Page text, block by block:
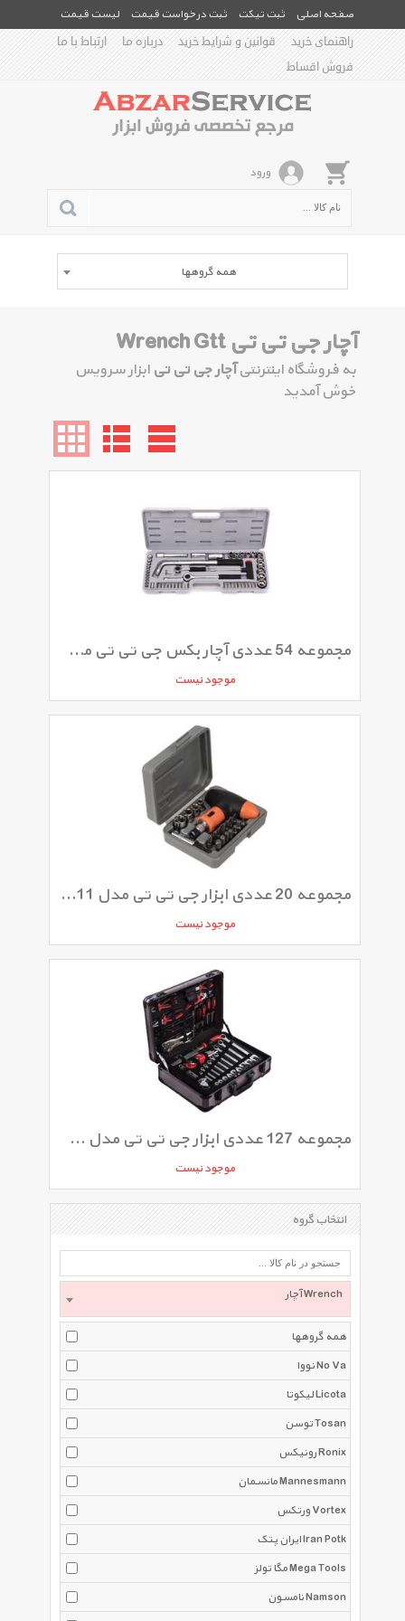
صفحه اصلی ثبت تیکت ثبت درخواست قیمت
لیست قیمت
راهنمای خرید
قوانین و شرایط خرید درباره ما
ارتباط با ما
فروش اقساط
ورود
همه گروهها
آچار جی تی تی Wrench Gtt
به فروشگاه اینترنتیآچار جی تی تی ابزار سرویس
خوش آمدید
مجموعه 54 عددی آچار بکس جی تی تی مدل ZX 102054
موجود نیست
مجموعه 20 عددی ابزار جی تی تی مدل TBD-00211
موجود نیست
مجموعه 127 عددی ابزار جی تی تی مدل C127MAA
موجود نیست
انتخاب گروه
آچار Wrench
همه گروهها
نووا No Va
لیکوتا Licota
توسن Tosan
رونیکس Ronix
مانسمان Mannesmann
ورتکس Vortex
ایران پتک Iran Potk
مگا تولز Mega Tools
نامسون Namson